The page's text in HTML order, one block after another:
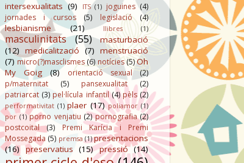
intersexualitats (9) ITS (1) joguines (4)
jornades i cursos
(5) legislació (4)
lesbianisme (21) llibres (1)
masculinitats (55)
masturbació
(12) medicalització (7) menstruació
(7) micro(?)masclismes (6) notícies(5)Oh
My Goig
(8) orientació sexual
(2)
p/maternitat
(5) pansexualitat
(2)
patriarcat (3) pel·lícula infantil (4) pèls (2)
performativitat (1) plaer (17) poliamor (1)
por (1) porno venjatiu (2) pornografia (2)
postcoital
(3)
Premi Karícia i Premi
Mossegada (5) premsa (1) presentacions
(16) preservatius (15) pressió (14)